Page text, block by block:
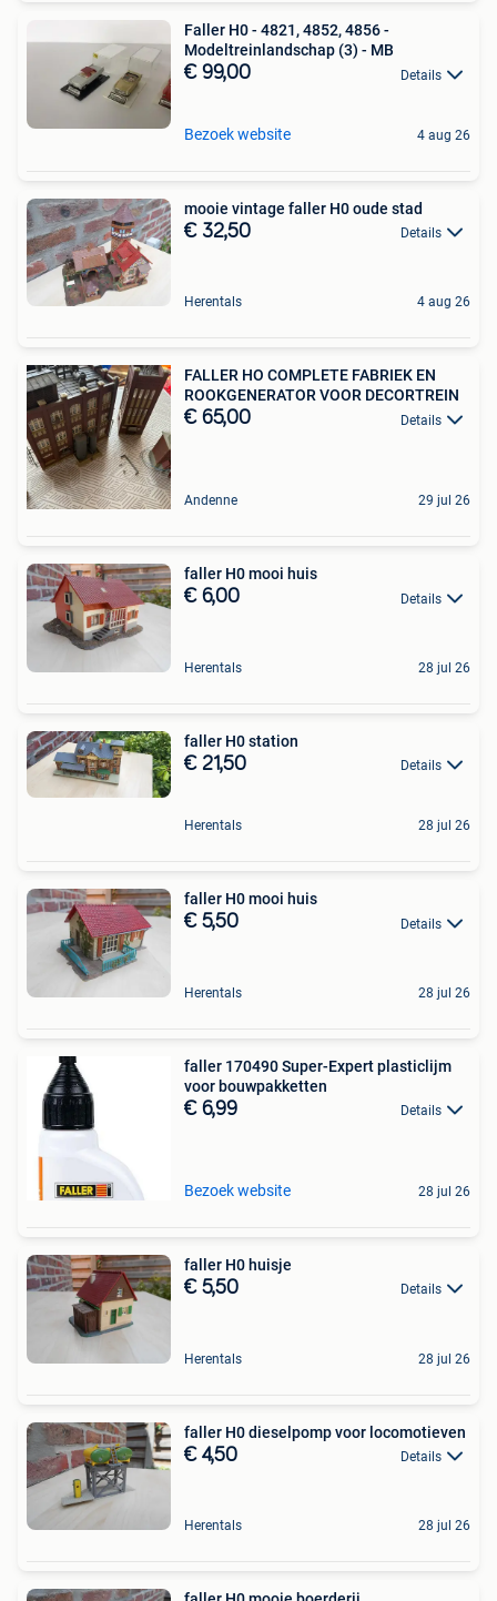
Faller H0 - 4821, 4852, 4856 -
Modeltreinlandschap (3) - MB
€ 99,00 Details
Bezoek website 4 aug 26
mooie vintage faller H0 oude stad
€ 32,50 Details
Herentals 4 aug 26
FALLER HO COMPLETE FABRIEK EN
ROOKGENERATOR VOOR DECORTREIN
€ 65,00 Details
Andenne 29 jul 26
faller H0 mooi huis
€ 6,00 Details
Herentals 28 jul 26
faller H0 station
€ 21,50 Details
Herentals 28 jul 26
faller H0 mooi huis
€ 5,50 Details
Herentals 28 jul 26
faller 170490 Super-Expert plasticlijm
voor bouwpakketten
€ 6,99 Details
Bezoek website 28 jul 26
faller H0 huisje
€ 5,50 Details
Herentals 28 jul 26
faller H0 dieselpomp voor locomotieven
€ 4,50 Details
Herentals 28 jul 26